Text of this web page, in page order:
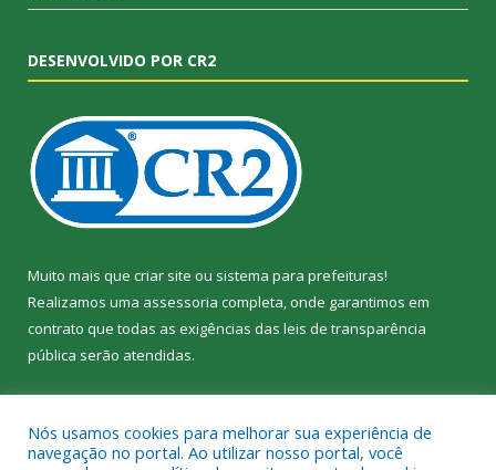
DESENVOLVIDO POR CR2
Muito mais que criar site ou sistema para prefeituras!
Realizamos uma assessoria completa, onde garantimos em
contrato que todas as exigências das leis de transparência
pública serão atendidas.
Nós usamos cookies para melhorar sua experiência de
navegação no portal. Ao utilizar nosso portal, você